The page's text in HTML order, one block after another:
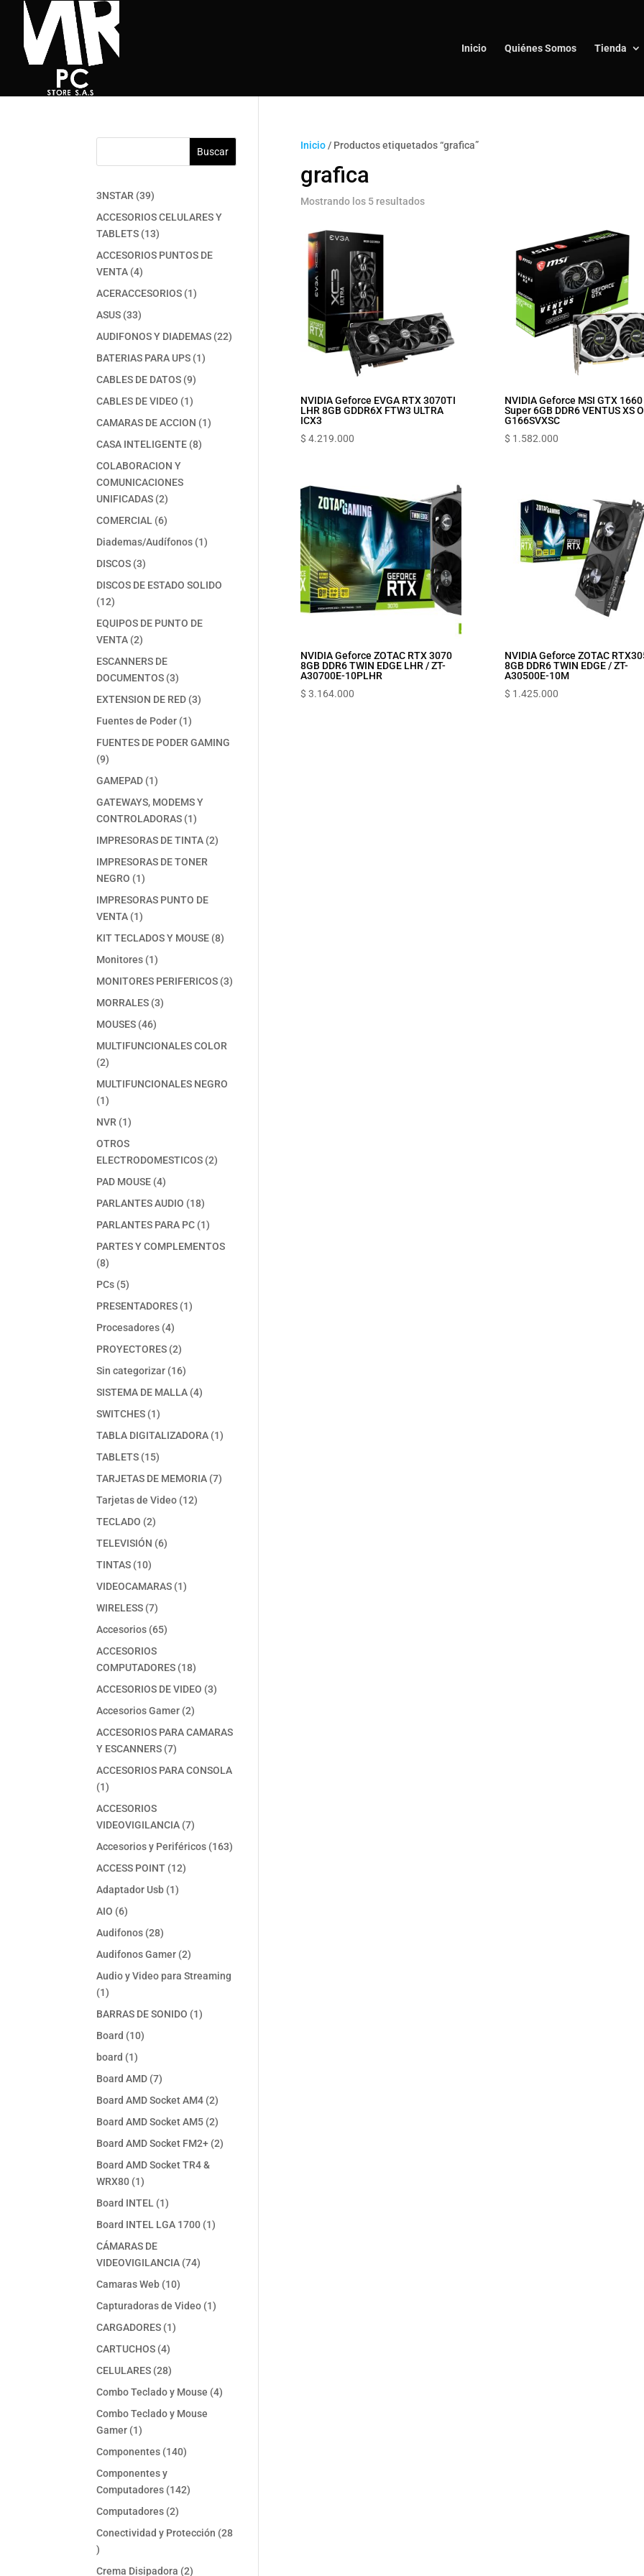
Inicio Quiénes Somos Tienda
Inicio/ Productos etiquetados “grafica”
grafica
Mostrando los 5 resultados
NVIDIA Geforce EVGA RTX 3070TI
LHR 8GB GDDR6X FTW3 ULTRA
ICX3
$ 4.219.000
NVIDIA Geforce MSI GTX 1660
Super 6GB DDR6 VENTUS XS
G166SVXSC
$ 1.582.000
NVIDIA Geforce ZOTAC RTX 3070
8GB DDR6 TWIN EDGE LHR / ZT-
A30700E-10PLHR
$ 3.164.000
NVIDIA Geforce ZOTAC
8GB DDR6 TWIN EDGE / ZT-
A30500E-10M
$ 1.425.000
Buscar
3NSTAR 3939
productos
ACCESORIOS CELULARES Y
TABLETS 1313
productos
ACCESORIOS PUNTOS DE
VENTA 44
productos
ACERACCESORIOS 11
ASUS 3333
productos
AUDIFONOS Y DIADEMAS 2222
BATERIAS PARA UPS 11
CABLES DE DATOS 99
CABLES DE VIDEO 11
producto
CAMARAS DE ACCION 11
CASA INTELIGENTE 88
COLABORACION Y
COMUNICACIONES
UNIFICADAS 22
productos
COMERCIAL 66
productos
Diademas/Audífonos 11
DISCOS 33
productos
DISCOS DE ESTADO SOLIDO
1212
productos
EQUIPOS DE PUNTO DE
VENTA 22
productos
ESCANNERS DE
DOCUMENTOS 33
productos
EXTENSION DE RED 33
Fuentes de Poder 11
producto
FUENTES DE PODER GAMING
99
productos
GAMEPAD 11
producto
GATEWAYS, MODEMS Y
CONTROLADORAS 11
producto
IMPRESORAS DE TINTA 22
IMPRESORAS DE TONER
NEGRO
11
producto
IMPRESORAS PUNTO DE
VENTA 11
producto
KIT TECLADOS Y MOUSE 88
Monitores 11
producto
MONITORES PERIFERICOS 33
MORRALES 33
MOUSES 4646
productos
MULTIFUNCIONALES COLOR
22
productos
MULTIFUNCIONALES NEGRO
11
producto
NVR 11
producto
OTROS
ELECTRODOMESTICOS 22
PAD MOUSE 44
productos
PARLANTES AUDIO 1818
productos
PARLANTES PARA PC 11
producto
PARTES Y COMPLEMENTOS
88
productos
PCs 55
productos
PRESENTADORES 11
Procesadores 44
productos
PROYECTORES 22
productos
Sin categorizar 1616
productos
SISTEMA DE MALLA 44
SWITCHES 11
producto
TABLA DIGITALIZADORA 11
TABLETS 1515
productos
TARJETAS DE MEMORIA 77
Tarjetas de Video 1212
TECLADO 22
productos
TELEVISIÓN 66
TINTAS 1010
productos
VIDEOCAMARAS 11
WIRELESS 77
productos
Accesorios 6565
ACCESORIOS
COMPUTADORES 1818
productos
ACCESORIOS DE VIDEO 33
Accesorios Gamer 22
productos
ACCESORIOS PARA CAMARAS
Y ESCANNERS 77
productos
ACCESORIOS PARA CONSOLA
11
producto
ACCESORIOS
VIDEOVIGILANCIA 77
productos
Accesorios y Periféricos 163163
ACCESS POINT 1212
Adaptador Usb 11
AIO 66
productos
Audifonos 2828
productos
Audifonos Gamer 22
productos
Audio y Video para Streaming
11
producto
BARRAS DE SONIDO 11
Board 1010
board 11
producto
Board AMD 77
productos
Board AMD Socket AM4 22
productos
Board AMD Socket AM5 22
productos
Board AMD Socket FM2+ 22
Board AMD Socket TR4 &
WRX80 11
producto
Board INTEL 11
producto
Board INTEL LGA 1700 11
CÁMARAS DE
VIDEOVIGILANCIA 7474
Camaras Web 1010
productos
Capturadoras de Video 11
CARGADORES 11
CARTUCHOS 44
productos
CELULARES 2828
productos
Combo Teclado y Mouse 44
Combo Teclado y Mouse
Gamer 11
producto
Componentes 140140
Componentes y
Computadores 142142
Computadores 22
productos
Conectividad y Protección 28
28
productos
Crema Disipadora 22